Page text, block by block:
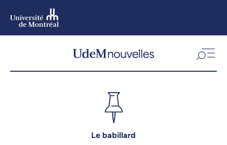
Le babillard